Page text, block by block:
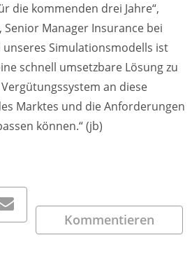
die kommenden drei Jahre“,
Manager Insurance bei
unseres Simulationsmodells ist
schnell umsetzbare Lösung zu
an diese
Marktes und die Anforderungen
können.“ (jb)
Kommentieren